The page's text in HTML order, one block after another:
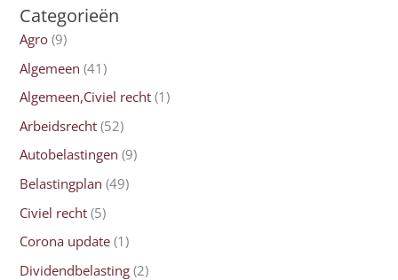
Categorieën
Agro (9)
Algemeen (41)
Algemeen,Civiel recht (1)
Arbeidsrecht (52)
Autobelastingen (9)
Belastingplan (49)
Civiel recht (5)
Corona update (1)
Dividendbelasting (2)